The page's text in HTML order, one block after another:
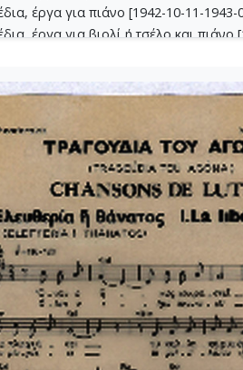
έργα για πιάνο [1942-10-11-1943-
έργα για βιολί ή τσέλο και
χορωδίας Β, Γ, Δ [1942-03-09-
Καντάτα [1942-1942]
για πιάνο [1942-06-05-1942-06-
[1942-09-24-1942-10-11]
για έγχορδα [1943-1943]
αρμονίας [1943-1949]
τραγουδιών [1942-1946]
[1943-01-26-1943-01-26]
[1943-04-10-1946-04-13]
(Σχέδιο "Φαντασίας" για
- Για ορχήστρα εγχόρδων και
[1945]
Νο 1 [1944-09-25-1956-01-31]